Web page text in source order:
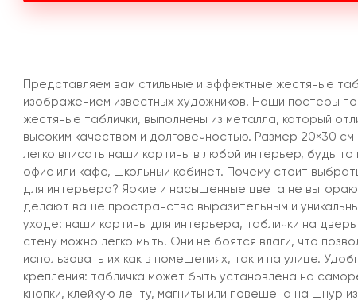
Представляем вам стильные и эффектные жестяные
изображением известных художников. Наши постеры
жестяные таблички, выполнены из металла, который
высоким качеством и долговечностью. Размер 20×30 см
легко вписать наши картины в любой интерьер, будь то
офис или кафе, школьный кабинет. Почему стоит
для интерьера? Яркие и насыщенные цвета не
делают ваше пространство выразительным и
уходе: наши картины для интерьера, таблички на
стену можно легко мыть. Они не боятся влаги, что
использовать их как в помещениях, так и на улице.
крепления: табличка может быть установлена на
кнопки, клейкую ленту, магниты или повешена на шнур